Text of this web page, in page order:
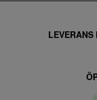
LEVERANS